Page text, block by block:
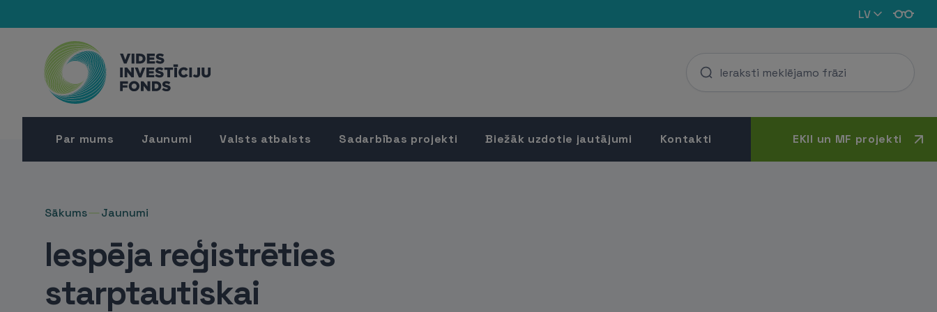
LV
Par mums Jaunumi Valsts atbalsts Sadarbības projekti Biežāk uzdotie jautājumi Kontakti EKII un MF projekti
Sākums Jaunumi
Iespēja reģistrēties
starptautiskai